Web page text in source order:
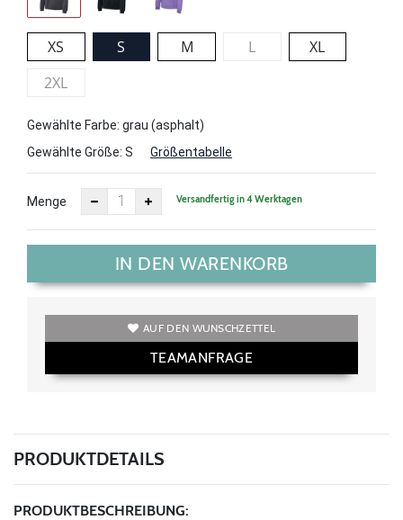
XS S M L
XL
2XL
Gewählte Farbe: grau (asphalt)
Gewählte Größe: S Größentabelle
Menge Versandfertig in 4 Werktagen
IN DEN WARENKORB
AUF DEN WUNSCHZETTEL
TEAMANFRAGE
PRODUKTDETAILS
PRODUKTBESCHREIBUNG: